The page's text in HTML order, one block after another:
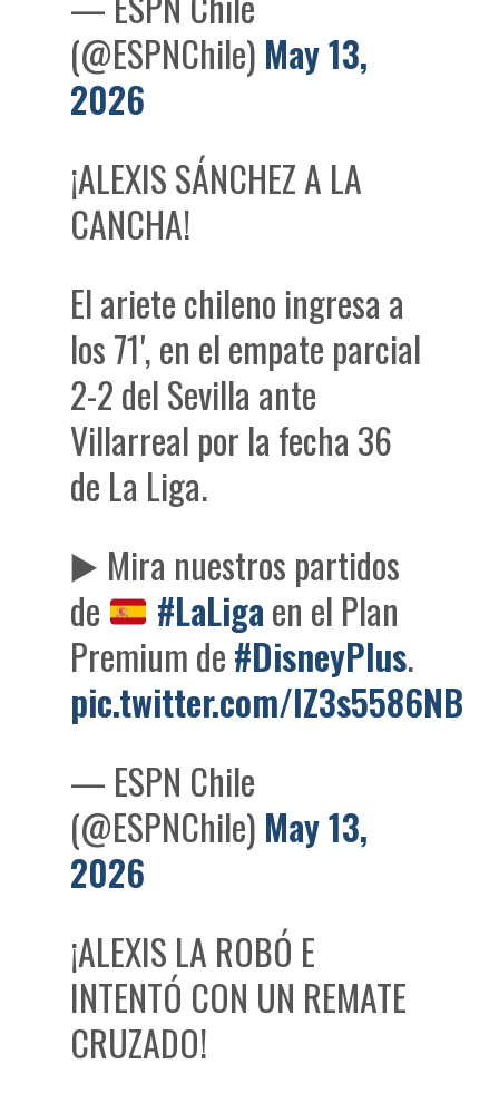
(@ESPNChile) May 13,
2026
¡ALEXIS SÁNCHEZ A LA
CANCHA!
El ariete chileno ingresa a
los 71', en el empate parcial
2-2 del Sevilla ante
Villarreal por la fecha 36
de La Liga.
▶️ Mira nuestros partidos
de
#LaLigaen el Plan
Premium de#DisneyPlus.
pic.twitter.com/IZ3s5586NB
— ESPN Chile
(@ESPNChile) May 13,
2026
¡ALEXIS LA ROBÓ E
INTENTÓ CON UN REMATE
CRUZADO!